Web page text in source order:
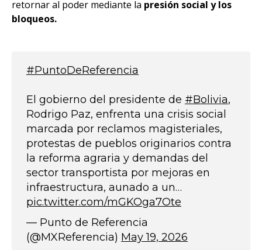
retornar al poder mediante la presión social y los
bloqueos.
#PuntoDeReferencia
El gobierno del presidente de #Bolivia,
Rodrigo Paz, enfrenta una crisis social
marcada por reclamos magisteriales,
protestas de pueblos originarios contra
la reforma agraria y demandas del
sector transportista por mejoras en
infraestructura, aunado a un…
pic.twitter.com/mGKOga7Ote
— Punto de Referencia
(@MXReferencia) May 19, 2026